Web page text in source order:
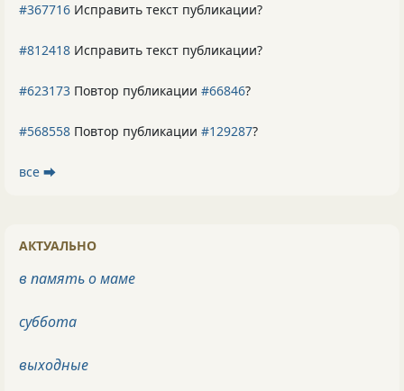
#367716 Исправить текст публикации?
#812418 Исправить текст публикации?
#623173 Повтор публикации #66846?
#568558 Повтор публикации #129287?
все ⮕
АКТУАЛЬНО
в память о маме
суббота
выходные